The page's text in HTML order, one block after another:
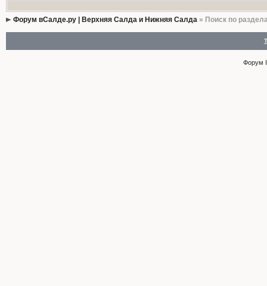
Форум вСалде.ру | Верхняя Салда и Нижняя Салда» Поиск по
Форум